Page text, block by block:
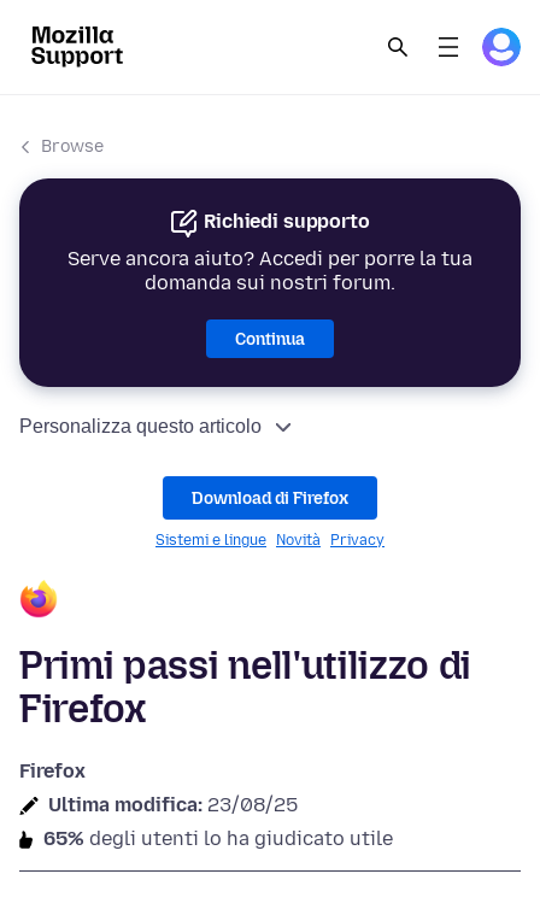
Browse
Richiedi supporto
Serve ancora aiuto? Accedi per porre la tua
domanda sui nostri forum.
Continua
Personalizza questo articolo
Download di Firefox
Sistemi e lingue Novità Privacy
Primi passi nell'utilizzo di
Firefox
Firefox
Ultima modifica: 23/08/25
65% degli utenti lo ha giudicato utile